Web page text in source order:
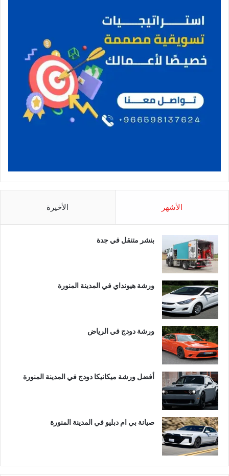
الأشهر الأخيرة
بنشر متنقل في جدة
ورشة هيونداي في المدينة المنورة
ورشة دودج في الرياض
أفضل ورشة ميكانيكا دودج في المدينة المنورة
صيانة بي ام دبليو في المدينة المنورة